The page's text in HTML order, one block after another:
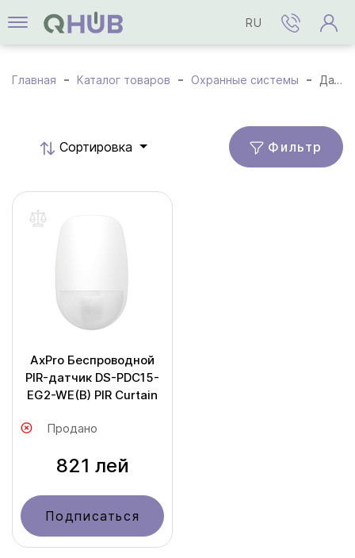
RU
Главная Каталог товаров Охранные системы Датчики и детекторы
Cортировка Фильтр
AxPro Бecпpoвoднoй
PIR-дaтчик DS-PDC15-
EG2-WE(B) PIR Curtain
Продано
821 лей
Подписаться